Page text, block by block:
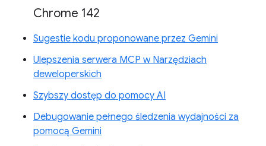
Chrome 142
Sugestie kodu proponowane przez Gemini
Ulepszenia serwera MCP w Narzędziach
deweloperskich
Szybszy dostęp do pomocy AI
Debugowanie pełnego śledzenia wydajności za
pomocą Gemini